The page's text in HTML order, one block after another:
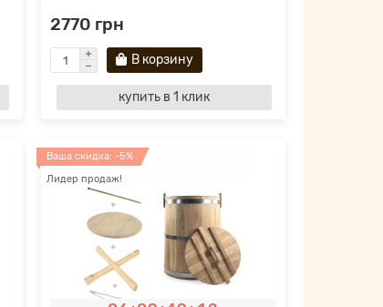
2770 грн
В корзину
купить в 1 клик
Ваша скидка: -5%
Лидер продаж!